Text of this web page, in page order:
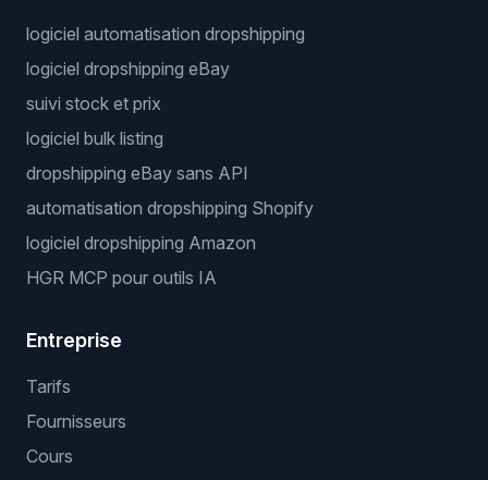
logiciel automatisation dropshipping
logiciel dropshipping eBay
suivi stock et prix
logiciel bulk listing
dropshipping eBay sans API
automatisation dropshipping Shopify
logiciel dropshipping Amazon
HGR MCP pour outils IA
Entreprise
Tarifs
Fournisseurs
Cours